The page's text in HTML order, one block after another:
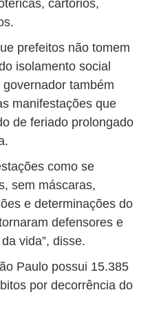
cartórios,
prefeitos não tomem
isolamento social
também
manifestações que
de feriado prolongado
como se
sem máscaras,
e determinações do
defensores e
vida”, disse.
Paulo possui 15.385
por decorrência do